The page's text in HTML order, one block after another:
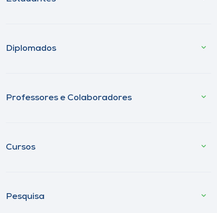
Diplomados
Professores e Colaboradores
Cursos
Pesquisa